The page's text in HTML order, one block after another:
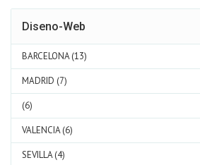
Diseno-Web
BARCELONA (13)
MADRID (7)
(6)
VALENCIA (6)
SEVILLA (4)